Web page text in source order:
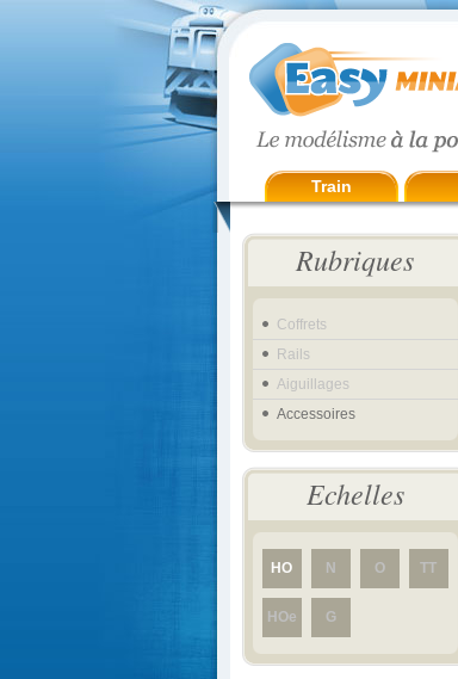
Train
Rubriques
Coffrets
Rails
Aiguillages
Accessoires
Echelles
HO N O TT
HOe G